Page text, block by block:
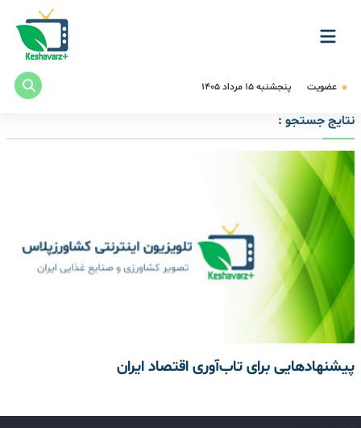
عضویت پنجشنبه ۱۵ مرداد ۱۴۰۵
نتایج جستجو :
پیشنهادهایی برای تاب‌آوری اقتصاد ایران